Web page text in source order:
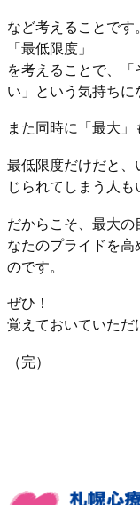
など考えることです。
「最低限度」
を考えることで、
い」という気持ちに
また同時に「最大」
最低限度だけだと
じられてしまう人も
だからこそ、最大
なたのプライドを
のです。
ぜひ！
覚えておいていただ
（完）